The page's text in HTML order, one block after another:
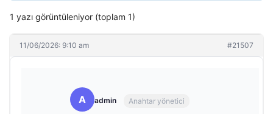
1 yazı görüntüleniyor (toplam 1)
11/06/2026: 9:10 am #21507
A admin Anahtar yönetici